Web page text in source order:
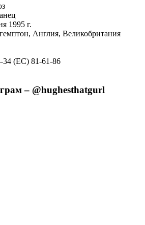
1995 г.
Англия, Великобритания
(ЕС) 81-61-86
– @hughesthatgurl